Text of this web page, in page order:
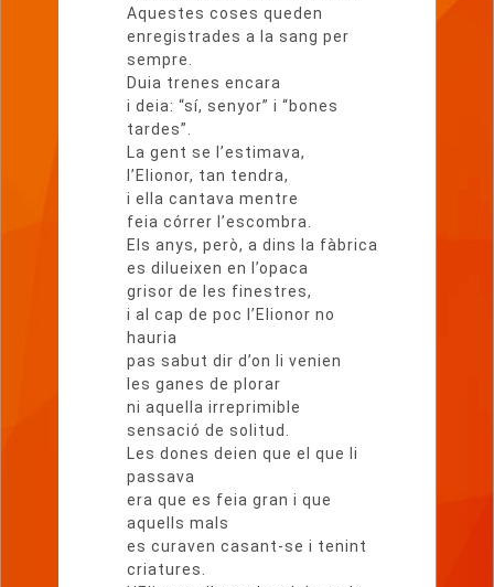
Aquestes coses queden
enregistrades a la sang per
sempre.
Duia trenes encara
i deia: “sí, senyor” i “bones
tardes”.
La gent se l’estimava,
l’Elionor, tan tendra,
i ella cantava mentre
feia córrer l’escombra.
Els anys, però, a dins la fàbrica
es dilueixen en l’opaca
grisor de les finestres,
i al cap de poc l’Elionor no
hauria
pas sabut dir d’on li venien
les ganes de plorar
ni aquella irreprimible
sensació de solitud.
Les dones deien que el que li
passava
era que es feia gran i que
aquells mals
es curaven casant-se i tenint
criatures.